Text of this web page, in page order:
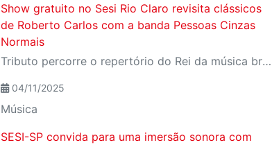
Show gratuito no Sesi Rio Claro revisita clássicos
de Roberto Carlos com a banda Pessoas Cinzas
Normais
Tributo percorre o repertório do Rei da música brasileira dos anos 1960 até os anos 1990, do rock ao brega-romântico
04/11/2025
Música
SESI-SP convida para uma imersão sonora com